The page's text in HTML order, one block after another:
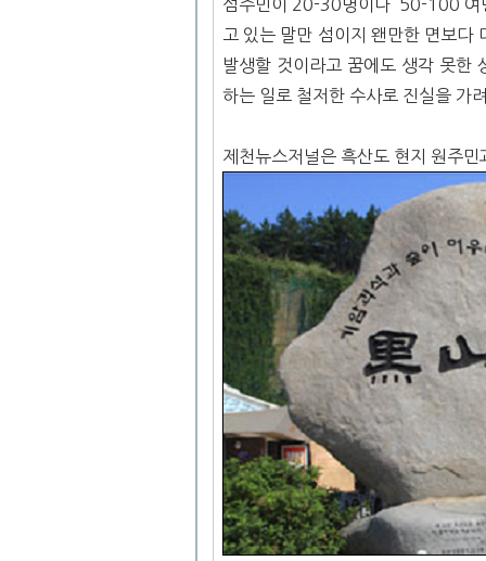
섬주민이 20-30명이나 50-100 여
고 있는 말만 섬이지 왠만한 면보다
발생할 것이라고 꿈에도 생각 못한
하는 일로 철저한 수사로 진실을 가
제천뉴스저널은 흑산도 현지 원주